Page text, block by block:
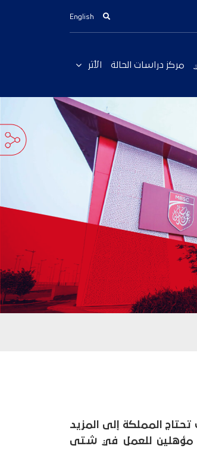
English
مركز دراسات الحالة الأثر
المملكة إلى المزيد
مؤهلين للعمل في شتى